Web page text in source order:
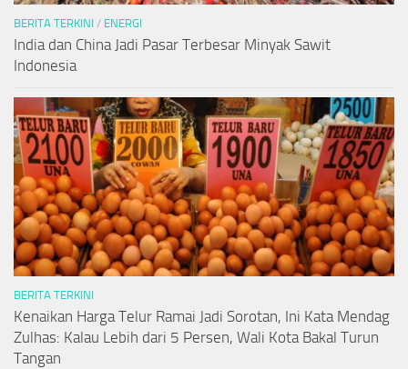
BERITA TERKINI / ENERGI
India dan China Jadi Pasar Terbesar Minyak Sawit
Indonesia
BERITA TERKINI
Kenaikan Harga Telur Ramai Jadi Sorotan, Ini Kata Mendag
Zulhas: Kalau Lebih dari 5 Persen, Wali Kota Bakal Turun
Tangan